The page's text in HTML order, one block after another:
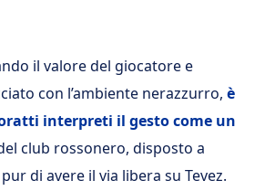
il valore del giocatore e
con l’ambiente nerazzurro, è
interpreti il gesto come un
club rossonero, disposto a
di avere il via libera su Tevez.